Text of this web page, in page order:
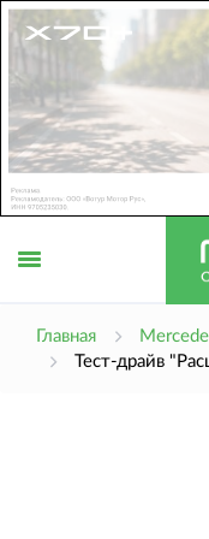
Главная
Тест-драйв